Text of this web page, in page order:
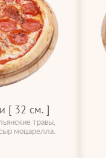
[ 32 cм. ]
травы,
моцарелла.